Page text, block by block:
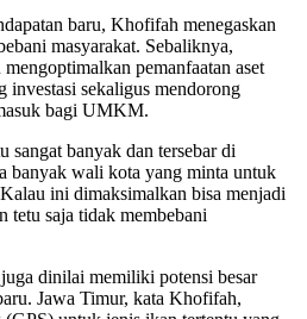
baru, Khofifah menegaskan
masyarakat. Sebaliknya,
pemanfaatan aset
investasi sekaligus mendorong
bagi UMKM.
banyak dan tersebar di
banyak wali kota yang minta untuk
ini dimaksimalkan bisa menjadi
tetu saja tidak membebani
dinilai memiliki potensi besar
Jawa Timur, kata Khofifah,